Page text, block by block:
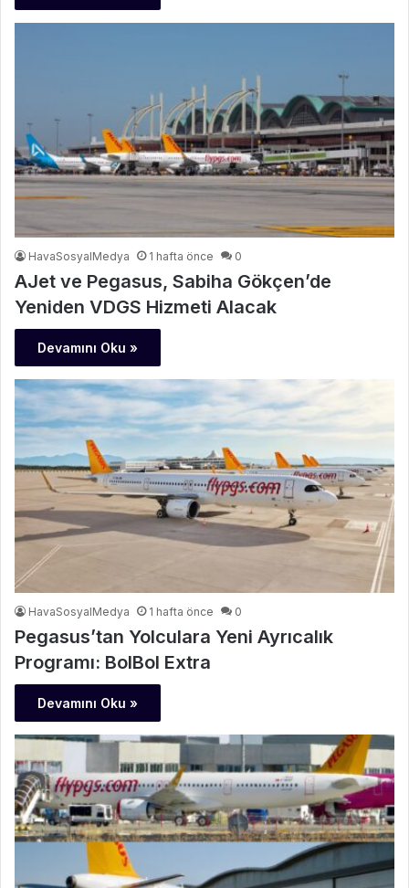
HavaSosyalMedya 1 hafta önce 0
AJet ve Pegasus, Sabiha Gökçen’de
Yeniden VDGS Hizmeti Alacak
Devamını Oku »
HavaSosyalMedya 1 hafta önce 0
Pegasus’tan Yolculara Yeni Ayrıcalık
Programı: BolBol Extra
Devamını Oku »